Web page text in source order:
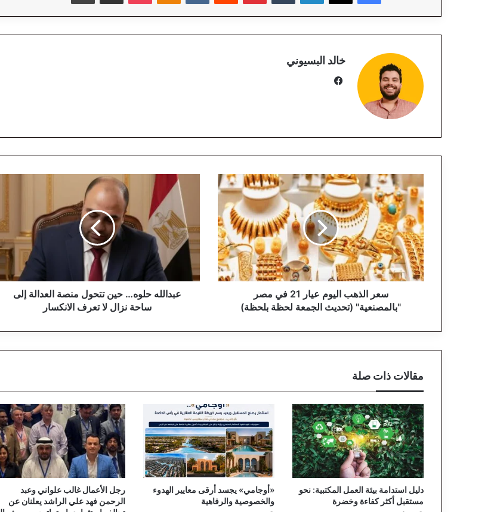
خالد البسيوني
ع
ر
ا
ل
ذ
ه
ب
ا
م
ر
2
1
ف
ي
م
ص
"
ب
ا
سعر الذهب اليوم عيار 21 في مصر
"بالمصنعية" (تحديث الجمعة لحظة بلحظة)
ل
ل
ه
ل
ح
ح
و
ل
م
ن
ص
ة
ا
ل
عبدالله حلوه… حين تتحول منصة العدالة إلى
ساحة نزال لا تعرف الانكسار
مقالات ذات صلة
دليل استدامة بيئة العمل المكتبية: نحو
مستقبل أكثر كفاءة وخضرة
«أوجامي» يجسد أرقى معايير الهدوء
والخصوصية والرفاهية
رجل الأعمال غالب علواني وعبد
الرحمن فهد علي الراشد يعلنان عن